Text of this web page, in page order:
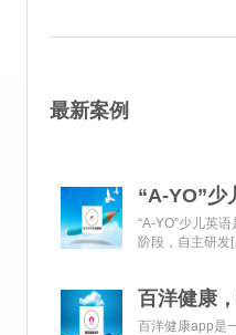
最新案例
“A-YO”少儿英
阶段，自主研发
百洋健康app是